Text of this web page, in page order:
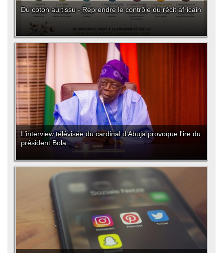
Du coton au tissu - Reprendre le contrôle du récit africain
L’interview télévisée du cardinal d'Abuja provoque l'ire du
président Bola